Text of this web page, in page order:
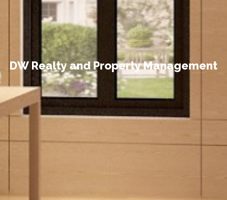
DW Realtyand PropertyManagement